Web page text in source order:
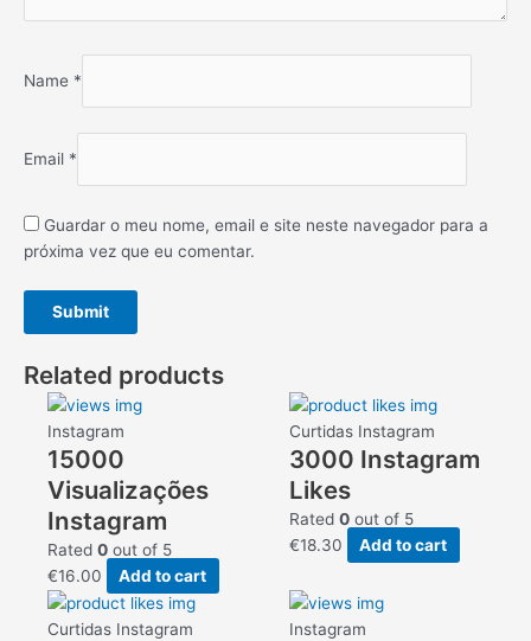
Name *
Email *
Guardar o meu nome, email e site neste navegador para a
próxima vez que eu comentar.
Related products
Instagram
15000
Visualizações
Instagram
Rated 0 out of 5
€16.00 Add to cart
Curtidas Instagram
3000 Instagram
Likes
Rated 0 out of 5
€18.30 Add to cart
Curtidas Instagram Instagram